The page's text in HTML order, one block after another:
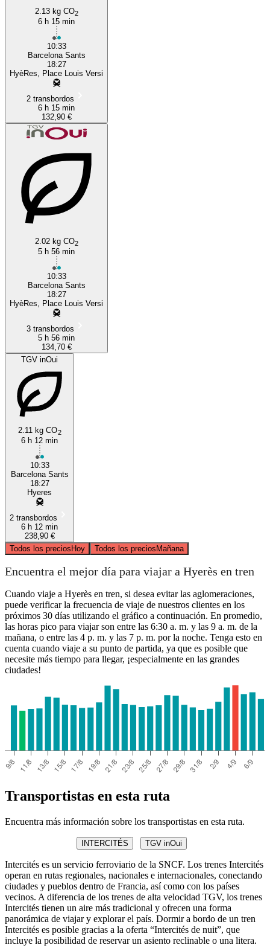
2.13 kg CO2
6 h 15 min
10:33
Barcelona Sants
18:27
HyèRes, Place Louis Versi
2 transbordos
6 h 15 min
132,90 €
2.02 kg CO2
5 h 56 min
10:33
Barcelona Sants
18:27
HyèRes, Place Louis Versi
3 transbordos
5 h 56 min
134,70 €
TGV inOui
2.11 kg CO2
6 h 12 min
10:33
Barcelona Sants
18:27
Hyeres
2 transbordos
6 h 12 min
238,90 €
Todos los preciosHoy Todos los preciosMañana
Encuentra el mejor día para viajar a Hyerès en tren
Cuando viaje a Hyerès en tren, si desea evitar las aglomeraciones,
puede verificar la frecuencia de viaje de nuestros clientes en los
próximos 30 días utilizando el gráfico a continuación. En promedio,
las horas pico para viajar son entre las 6:30 a. m. y las 9 a. m. de la
mañana, o entre las 4 p. m. y las 7 p. m. por la noche. Tenga esto en
cuenta cuando viaje a su punto de partida, ya que es posible que
necesite más tiempo para llegar, ¡especialmente en las grandes
ciudades!
Transportistas en esta ruta
Encuentra más información sobre los transportistas en esta ruta.
INTERCITÉS TGV inOui
Intercités es un servicio ferroviario de la SNCF. Los trenes Intercités
operan en rutas regionales, nacionales e internacionales, conectando
ciudades y pueblos dentro de Francia, así como con los países
vecinos. A diferencia de los trenes de alta velocidad TGV, los trenes
Intercités tienen un aire más tradicional y ofrecen una forma
panorámica de viajar y explorar el país. Dormir a bordo de un tren
Intercités es posible gracias a la oferta “Intercités de nuit”, que
incluye la posibilidad de reservar un asiento reclinable o una litera.